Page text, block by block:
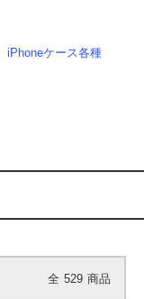
iPhoneケース各種
全 529 商品